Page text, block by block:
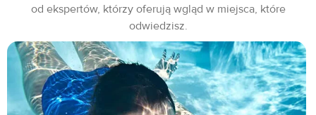
od ekspertów, którzy oferują wgląd w miejsca, które
odwiedzisz.